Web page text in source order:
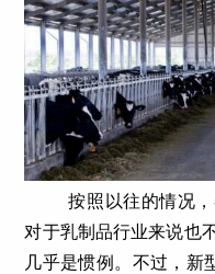
按照以往的情况，
对于乳制品行业来说也
几乎是惯例。不过，新